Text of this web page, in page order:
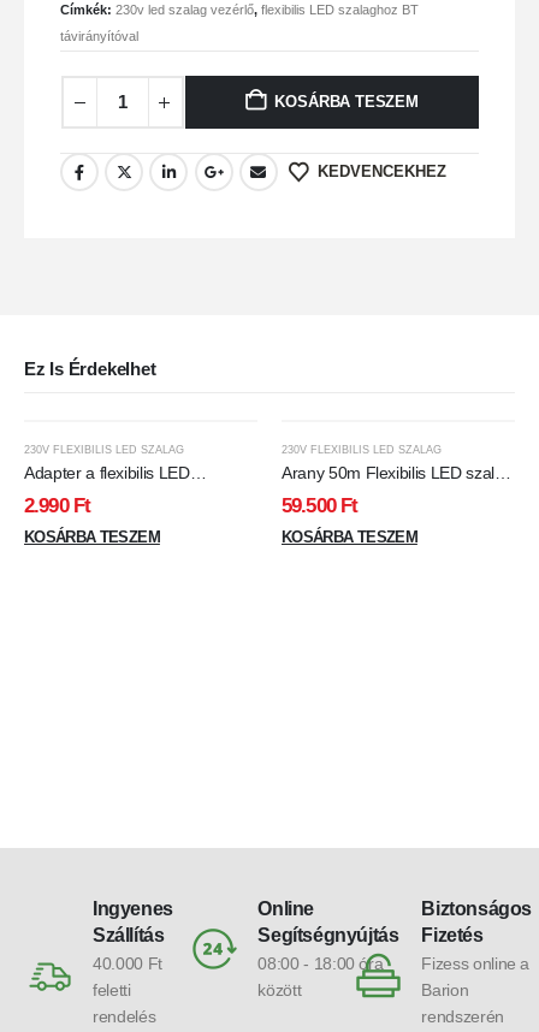
Címkék: 230v led szalag vezérlő, flexibilis LED szalaghoz BT
távirányítóval
KOSÁRBA TESZEM
KEDVENCEKHEZ
Ez Is Érdekelhet
230V FLEXIBILIS LED SZALAG
Adapter a flexibilis LED
szalaghoz infrás távirányítóval
2.990 Ft
KOSÁRBA TESZEM
230V FLEXIBILIS LED SZALAG
Arany 50m Flexibilis LED szalag
AC:220V 2835-120D-10MM
7.6w/M arany IP65
59.500 Ft
KOSÁRBA TESZEM
Ingyenes
Szállítás
40.000 Ft
feletti
rendelés
Online
Segítségnyújtás
08:00 - 18:00 óra
között
Biztonságos
Fizetés
Fizess online a
Barion
rendszerén